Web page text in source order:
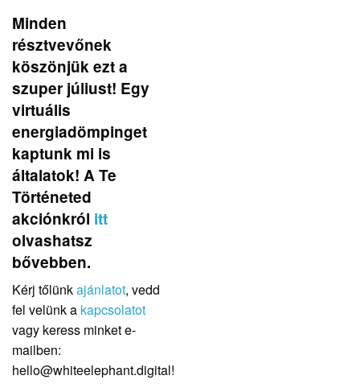
Minden
résztvevőnek
köszönjük ezt a
szuper júliust! Egy
virtuális
energiadömpinget
kaptunk mi is
általatok! A Te
Történeted
akciónkról itt
olvashatsz
bővebben.
Kérj tőlünkajánlatot, vedd
fel velünk a kapcsolatot
vagy keress minket e-
mailben:
hello@whiteelephant.digital!